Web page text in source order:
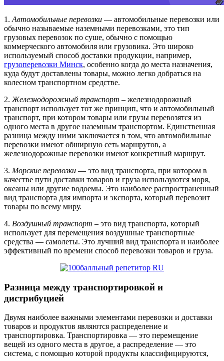
1. Автомобильные перевозки — автомобильные перевозки или
обычно называемые наземными перевозками, это тип
грузовых перевозок по суше, обычно с помощью
коммерческого автомобиля или грузовика. Это широко
используемый способ доставки продукции, например,
грузоперевозки Минск, особенно когда до места назначения,
куда будут доставлены товары, можно легко добраться на
колесном транспортном средстве.
2. Железнодорожный транспорт – железнодорожный
транспорт использует тот же принцип, что и автомобильный
транспорт, при котором товары или грузы перевозятся из
одного места в другое наземным транспортом. Единственная
разница между ними заключается в том, что автомобильные
перевозки имеют обширную сеть маршрутов, а
железнодорожные перевозки имеют конкретный маршрут.
3. Морские перевозки — это вид транспорта, при котором в
качестве пути доставки товаров и груза используются моря,
океаны или другие водоемы. Это наиболее распространенный
вид транспорта для импорта и экспорта, который перевозит
товары по всему миру.
4. Воздушный транспорт – это вид транспорта, который
использует для перемещения воздушные транспортные
средства — самолеты. Это лучший вид транспорта и наиболее
эффективный по времени способ перевозки товаров и груза.
Разница между транспортировкой и
дистрибуцией
Двумя наиболее важными элементами перевозки и доставки
товаров и продуктов являются распределение и
транспортировка. Транспортировка — это перемещение
вещей из одного места в другое, а распределение — это
система, с помощью которой продукты классифицируются,